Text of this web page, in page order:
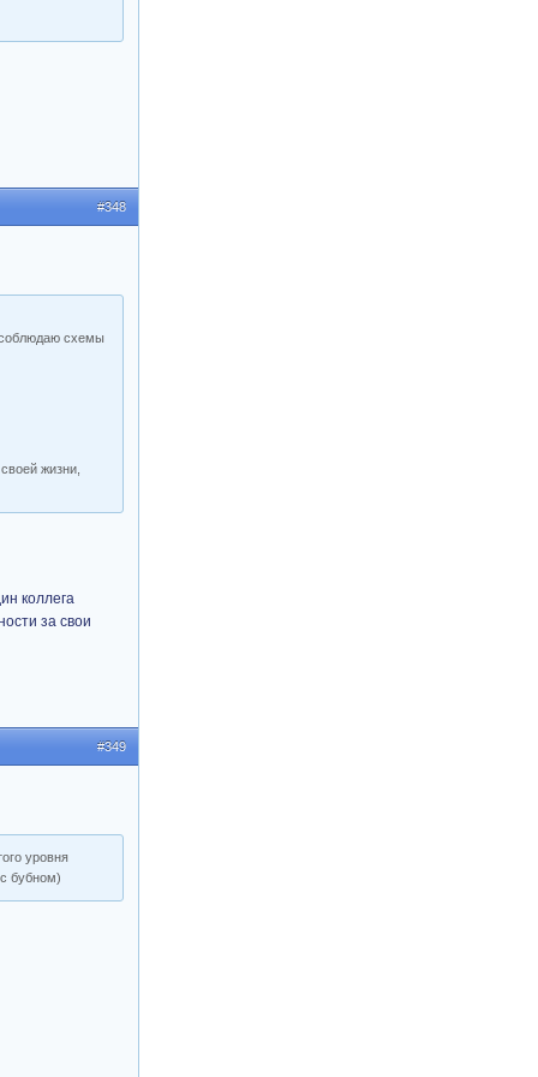
#348
соблюдаю схемы
жизни,
коллега
за свои
#349
уровня
бубном)